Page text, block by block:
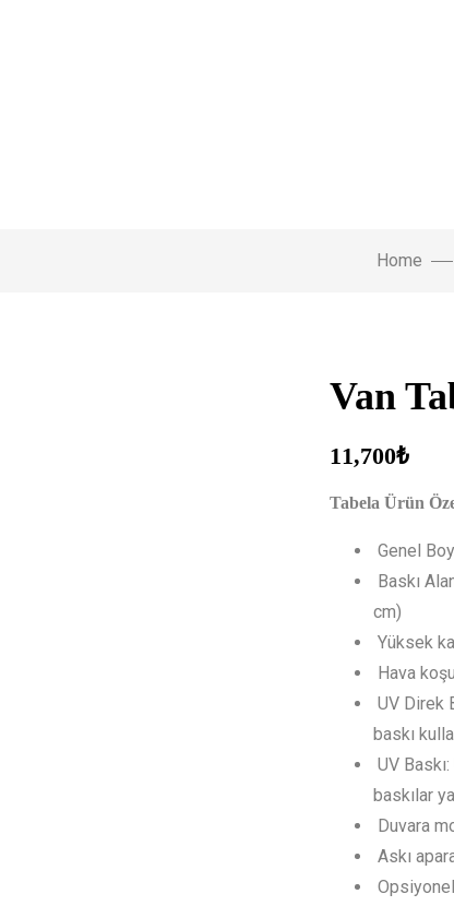
Home
Van
11,700₺
Tabela Ürün
Genel
Baskı
cm)
Yüksek
Hava
UV Direk
baskı
UV
baskılar
Duvara
Askı